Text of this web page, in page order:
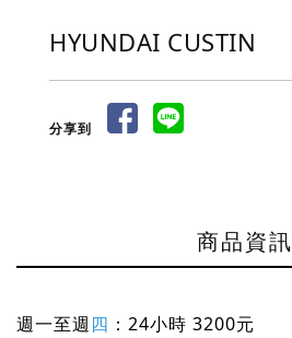
HYUNDAI CUSTIN
分享到
商品資訊
週一至週 四 ：24小時 3200元